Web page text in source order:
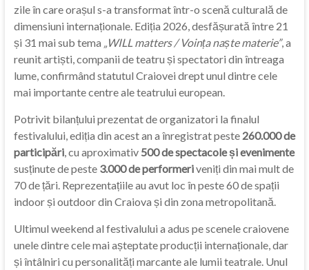
zile în care orașul s-a transformat într-o scenă culturală de
dimensiuni internaționale. Ediția 2026, desfășurată între 21
și 31 mai sub tema „WILL matters / Voința naște materie”, a
reunit artiști, companii de teatru și spectatori din întreaga
lume, confirmând statutul Craiovei drept unul dintre cele
mai importante centre ale teatrului european.
Potrivit bilanțului prezentat de organizatori la finalul
festivalului, ediția din acest an a înregistrat peste 260.000 de
participări, cu aproximativ 500 de spectacole și evenimente
susținute de peste 3.000 de performeriveniți din mai mult de
70 de țări. Reprezentațiile au avut loc în peste 60 de spații
indoor și outdoor din Craiova și din zona metropolitană.
Ultimul weekend al festivalului a adus pe scenele craiovene
unele dintre cele mai așteptate producții internaționale, dar
și întâlniri cu personalități marcante ale lumii teatrale. Unul